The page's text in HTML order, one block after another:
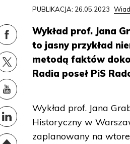
PUBLIKACJA: 26.05.2023
Wykład prof. Jana
to jasny przykład
metodą faktów
Radia poseł PiS
Wykład prof. Jana
Historyczny w
zaplanowany na